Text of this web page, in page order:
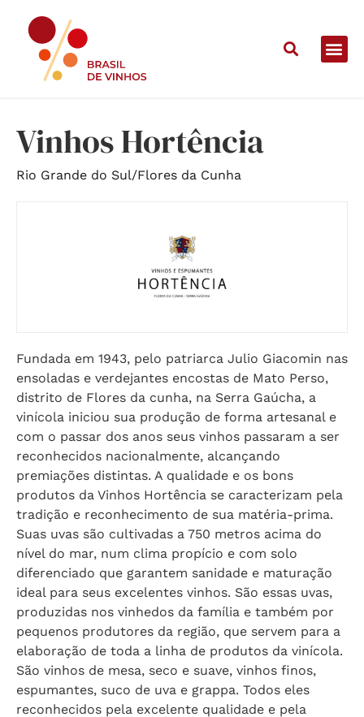
Vinhos Hortência
Rio Grande do Sul/Flores da Cunha
Fundada em 1943, pelo patriarca Julio Giacomin nas
ensoladas e verdejantes encostas de Mato Perso,
distrito de Flores da cunha, na Serra Gaúcha, a
vinícola iniciou sua produção de forma artesanal e
com o passar dos anos seus vinhos passaram a ser
reconhecidos nacionalmente, alcançando
premiações distintas. A qualidade e os bons
produtos da Vinhos Hortência se caracterizam pela
tradição e reconhecimento de sua matéria-prima.
Suas uvas são cultivadas a 750 metros acima do
nível do mar, num clima propício e com solo
diferenciado que garantem sanidade e maturação
ideal para seus excelentes vinhos. São essas uvas,
produzidas nos vinhedos da família e também por
pequenos produtores da região, que servem para a
elaboração de toda a linha de produtos da vinícola.
São vinhos de mesa, seco e suave, vinhos finos,
espumantes, suco de uva e grappa. Todos eles
reconhecidos pela excelente qualidade e pela